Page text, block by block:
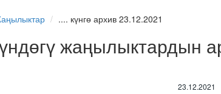
.... күнгө архив 23.12.2021
жаңылыктардын
23.12.2021